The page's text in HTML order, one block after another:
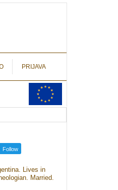
PRIJAVA
Follow
Lives in
Married.